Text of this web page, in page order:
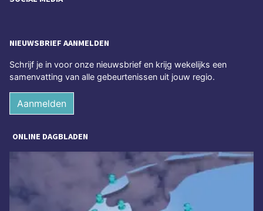
NIEUWSBRIEF AANMELDEN
Schrijf je in voor onze nieuwsbrief en krijg wekelijks een
samenvatting van alle gebeurtenissen uit jouw regio.
Aanmelden
ONLINE DAGBLADEN